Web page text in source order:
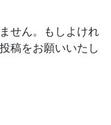
せん。もしよけれ
稿をお願いいたし